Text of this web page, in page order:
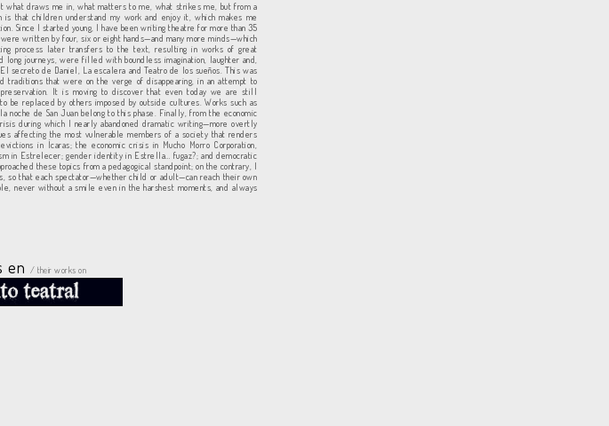
what draws me in, what matters to me, what strikes me, but from a
that children understand my work and enjoy it, which makes me
Since I started young, I have been writing theatre for more than 35
written by four, six or eight hands—and many more minds—which
process later transfers to the text, resulting in works of great
journeys, were filled with boundless imagination, laughter and,
secreto de Daniel, La escalera and Teatro de los sueños. This was
traditions that were on the verge of disappearing, in an attempt to
It is moving to discover that even today we are still
be replaced by others imposed by outside cultures. Works such as
noche de San Juan belong to this phase. Finally, from the economic
during which I nearly abandoned dramatic writing—more overtly
affecting the most vulnerable members of a society that renders
in Ícaras; the economic crisis in Mucho Morro Corporation,
in Estrelecer; gender identity in Estrella… fugaz?; and democratic
these topics from a pedagogical standpoint; on the contrary, I
so that each spectator—whether child or adult—can reach their own
never without a smile even in the harshest moments, and always
en / their works on